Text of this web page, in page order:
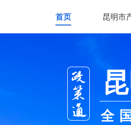
首页 昆明市
全